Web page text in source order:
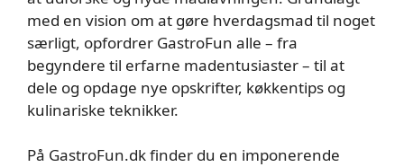
med en vision om at gøre hverdagsmad til noget
særligt, opfordrer GastroFun alle – fra
begyndere til erfarne madentusiaster – til at
dele og opdage nye opskrifter, køkkentips og
kulinariske teknikker.
På GastroFun.dk finder du en imponerende